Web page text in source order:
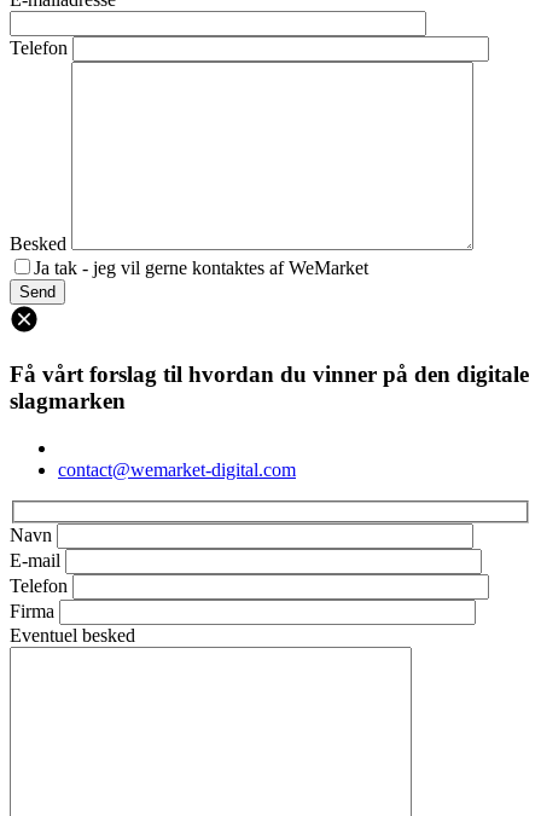
Telefon
Besked
Ja tak - jeg vil gerne kontaktes af WeMarket
Få vårt forslag til hvordan du vinner på den digitale
slagmarken
contact@wemarket-digital.com
Navn
E-mail
Telefon
Firma
Eventuel besked